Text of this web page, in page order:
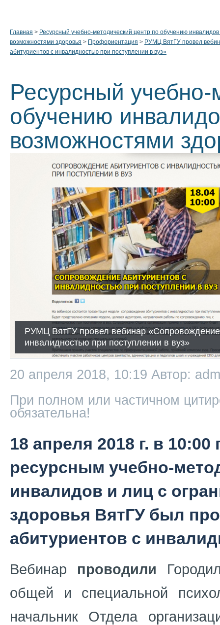
Главная > Ресурсный учебно-методический центр по обучению
возможностями здоровья > Профориентация > РУМЦ ВятГУ провел
абитуриентов с инвалидностью при поступлении в вуз»
Ресурсный учебно-
обучению
возможностями
РУМЦ ВятГУ провел вебинар «Сопровождение
инвалидностью при поступлении в вуз»
20 апреля 2018, 10:19 Автор:
При полном или частичном
обязательна!
18 апреля 2018 г. в
ресурсным учебно-
инвалидов и лиц с
здоровья ВятГУ был
абитуриентов с
Вебинар проводили
общей и специальной
начальник Отдела